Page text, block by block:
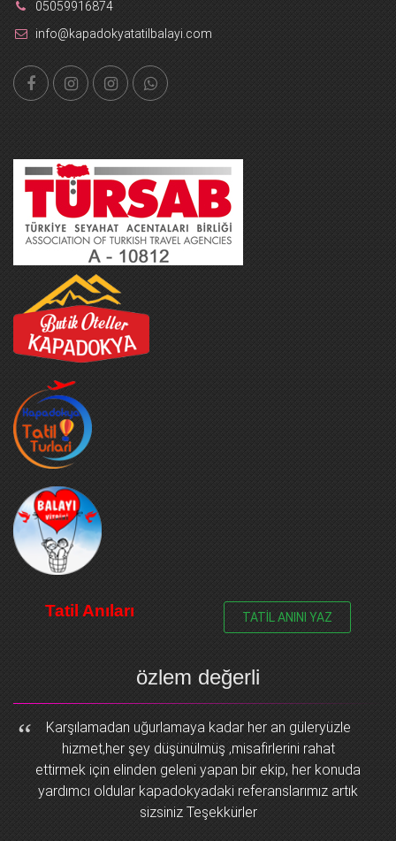
05059916874
info@kapadokyatatilbalayi.com
Tatil Anıları TATİL ANINI YAZ
özlem değerli
Karşılamadan uğurlamaya kadar her an güleryüzle
hizmet,her şey düşünülmüş ,misafirlerini rahat
ettirmek için elinden geleni yapan bir ekip, her konuda
yardımcı oldular kapadokyadaki referanslarımız artık
sizsiniz Teşekkürler